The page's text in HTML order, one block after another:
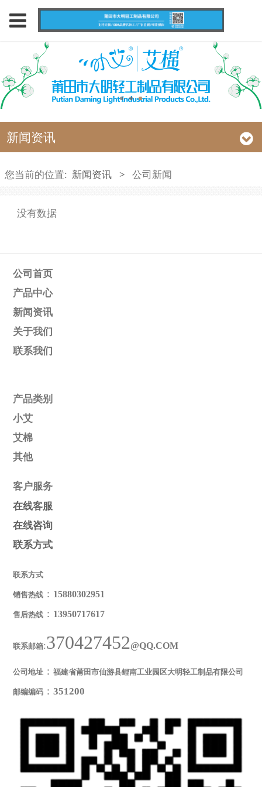
新闻资讯
您当前的位置: 新闻资讯 > 公司新闻
没有数据
公司首页
产品中心
新闻资讯
关于我们
联系我们
产品类别
小艾
艾棉
其他
客户服务
在线客服
在线咨询
联系方式
联系方式
销售热线： 15880302951
售后热线： 13950717617
联系邮箱:370427452@QQ.COM
公司地址： 福建省莆田市仙游县鲤南工业园区大明轻工制品有限公司
邮编编码： 351200